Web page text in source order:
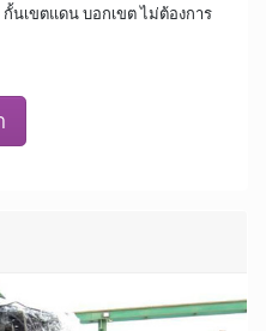
นเขตแดน บอกเขต ไม่ต้องการ